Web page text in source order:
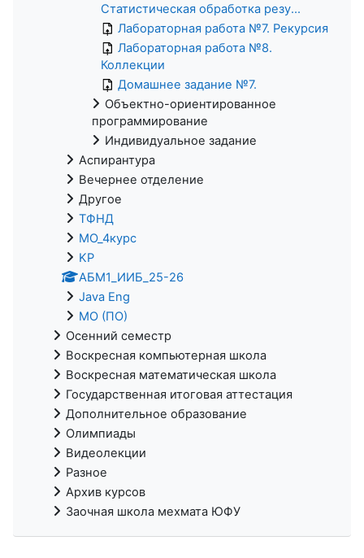
Статистическая обработка резу...
Лабораторная работа №7. Рекурсия
Лабораторная работа №8.
Коллекции
Домашнее задание №7.
Объектно-ориентированное
программирование
Индивидуальное задание
Аспирантура
Вечернее отделение
Другое
ТФНД
МО_4курс
KP
АБМ1_ИИБ_25-26
Java Eng
МО (ПО)
Осенний семестр
Воскресная компьютерная школа
Воскресная математическая школа
Государственная итоговая аттестация
Дополнительное образование
Олимпиады
Видеолекции
Разное
Архив курсов
Заочная школа мехмата ЮФУ